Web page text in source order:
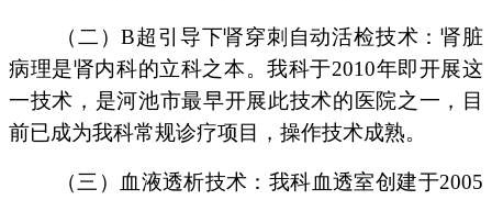
（二）B超引导下肾穿刺自动活检技术：肾脏
病理是肾内科的立科之本。我科于2010年即开展这
一技术，是河池市最早开展此技术的医院之一，目
前已成为我科常规诊疗项目，操作技术成熟。
（三）血液透析技术：我科血透室创建于2005